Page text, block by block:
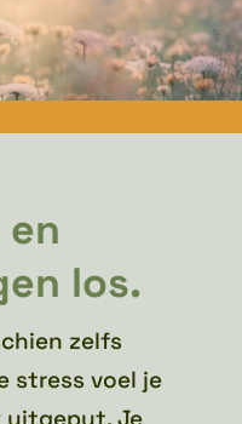
los.
zelfs
stress voel je